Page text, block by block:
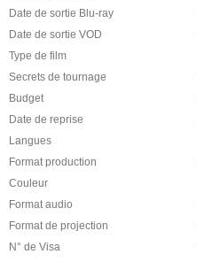
Date de sortie Blu-ray
Date de sortie VOD
Type de film
Secrets de tournage
Budget
Date de reprise
Langues
Format production
Couleur
Format audio
Format de projection
N° de Visa